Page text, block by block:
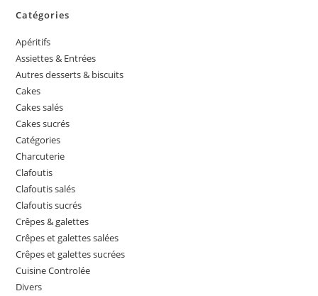
Catégories
Apéritifs
Assiettes & Entrées
Autres desserts & biscuits
Cakes
Cakes salés
Cakes sucrés
Catégories
Charcuterie
Clafoutis
Clafoutis salés
Clafoutis sucrés
Crêpes & galettes
Crêpes et galettes salées
Crêpes et galettes sucrées
Cuisine Controlée
Divers